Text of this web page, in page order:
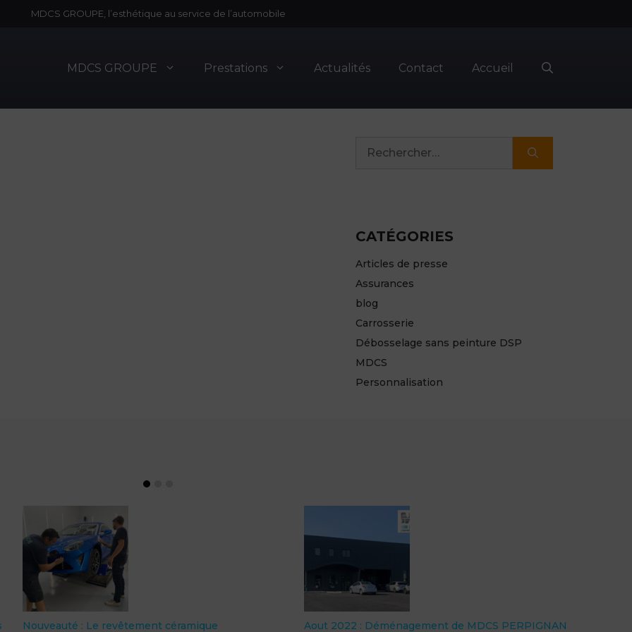
MDCS GROUPE, l’esthétique au service de l’automobile
MDCS GROUPE Prestations Actualités Contact Accueil
CATÉGORIES
Articles de presse
Assurances
blog
Carrosserie
Débosselage sans peinture DSP
MDCS
Personnalisation
Nouveauté : Le revêtement céramique Aout 2022 : Déménagement de MDCS PERPIGNAN